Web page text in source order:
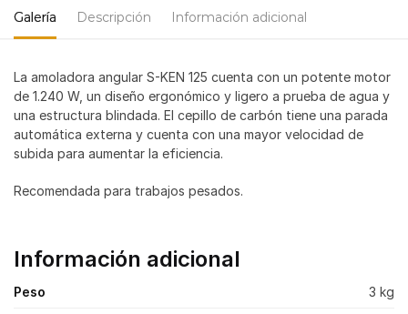
Galería Descripción Información adicional
La amoladora angular S-KEN 125 cuenta con un potente motor
de 1.240 W, un diseño ergonómico y ligero a prueba de agua y
una estructura blindada. El cepillo de carbón tiene una parada
automática externa y cuenta con una mayor velocidad de
subida para aumentar la eficiencia.
Recomendada para trabajos pesados.
Información adicional
Peso 3 kg